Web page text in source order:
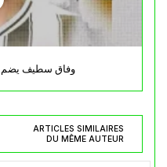
وفاق سطيف يضم
ARTICLES SIMILAIRES
DU MÊME AUTEUR